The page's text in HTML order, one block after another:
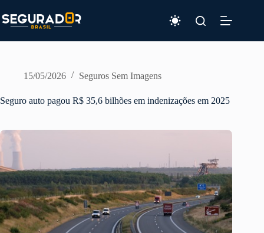
para
o
15/05/2026 Seguros Sem Imagens
Seguro auto pagou R$ 35,6 bilhões em indenizações em 2025